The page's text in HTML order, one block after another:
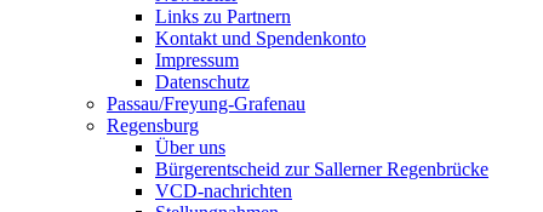
Links zu Partnern
Kontakt und Spendenkonto
Impressum
Datenschutz
Passau/Freyung-Grafenau
Regensburg
Über uns
Bürgerentscheid zur Sallerner Regenbrücke
VCD-nachrichten